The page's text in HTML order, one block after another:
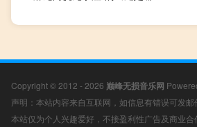
Copyright © 2012 - 2026 巅峰无损音乐网
声明：本站内容来自互联网，如信息有错误可发
本站仅为个人兴趣爱好，不接盈利性广告及商业合